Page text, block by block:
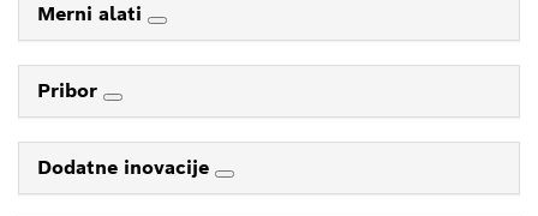
Merni alati
Pribor
Dodatne inovacije